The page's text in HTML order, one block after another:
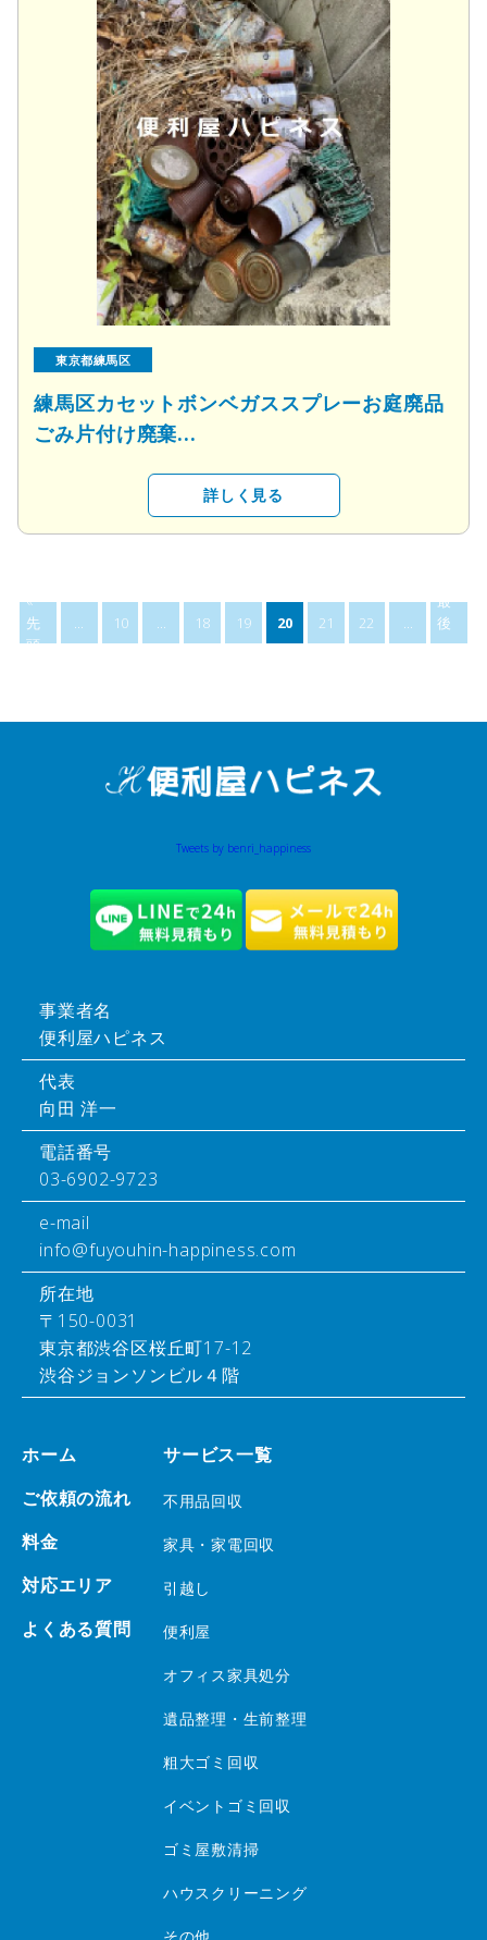
東京都練馬区
練馬区カセットボンベガススプレーお庭廃品
ごみ片付け廃棄...
詳しく見る
«
先
頭
... 10 ... 18 19 20 21 22 ...
最
後
»
Tweets by benri_happiness
事業者名
便利屋ハピネス
代表
向田 洋一
電話番号
03-6902-9723
e-mail
info@fuyouhin-happiness.com
所在地
〒150-0031
東京都渋谷区桜丘町17-12
渋谷ジョンソンビル４階
ホーム
ご依頼の流れ
料金
対応エリア
よくある質問
サービス一覧
不用品回収
家具・家電回収
引越し
便利屋
オフィス家具処分
遺品整理・生前整理
粗大ゴミ回収
イベントゴミ回収
ゴミ屋敷清掃
ハウスクリーニング